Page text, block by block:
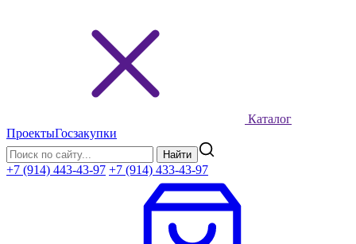
Каталог
ПроектыГосзакупки
Найти
+7 (914) 443-43-97 +7 (914) 433-43-97